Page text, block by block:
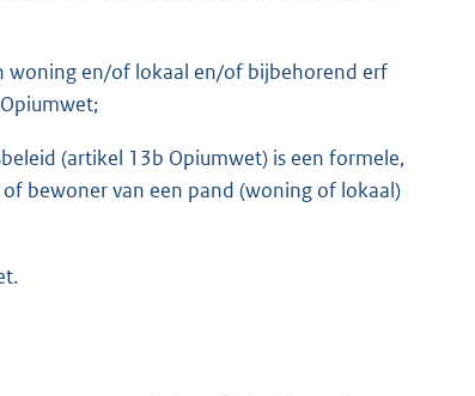
woning en/of lokaal en/of bijbehorend erf
(artikel 13b Opiumwet) is een formele,
bewoner van een pand (woning of lokaal)